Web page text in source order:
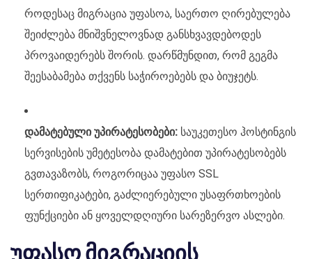
როდესაც მიგრაცია უფასოა, საერთო ღირებულება
შეიძლება მნიშვნელოვნად განსხვავდებოდეს
პროვაიდერებს შორის. დარწმუნდით, რომ გეგმა
შეესაბამება თქვენს საჭიროებებს და ბიუჯეტს.
დამატებული უპირატესობები: საუკეთესო ჰოსტინგის
სერვისების უმეტესობა დამატებით უპირატესობებს
გვთავაზობს, როგორიცაა უფასო SSL
სერთიფიკატები, გაძლიერებული უსაფრთხოების
ფუნქციები ან ყოველდღიური სარეზერვო ასლები.
უფასო მიგრაციის